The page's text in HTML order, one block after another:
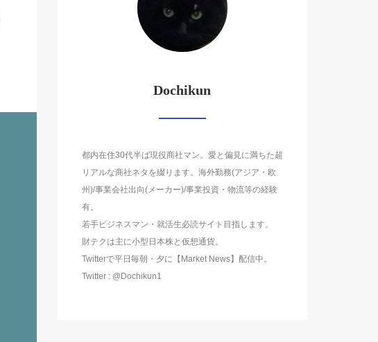
Dochikun
都内在住30代半ば現役商社マン。愛と偏見に満ちた超
リアルな商社ネタを綴ります。海外勤務(アジア・欧
州)/事業会社出向(メーカー)/事業投資・物流等の経験
有。
若手ビジネスマン・就活生必読サイト目指します。
財テクは主に小型日本株と仮想通貨。
Twitterで平日毎朝・夕に【Market News】配信中。
Twitter : @Dochikun1